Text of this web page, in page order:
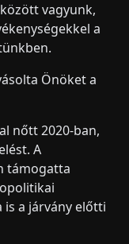
vagyunk,
a
Önöket a
nőtt 2020-ban,
A
támogatta
a járvány előtti